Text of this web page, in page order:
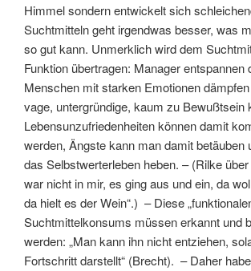
Himmel sondern entwickelt sich
Suchtmitteln geht irgendwas besser, was
so gut kann. Unmerklich wird dem
Funktion übertragen: Manager entspannen
Menschen mit starken Emotionen
vage, untergründige, kaum zu Bewußtsein
Lebensunzufriedenheiten können damit
werden, Ängste kann man damit betäuben
das Selbstwerterleben heben. – (Rilke
war nicht in mir, es ging aus und ein, da
da hielt es der Wein“.) – Diese
Suchtmittelkonsums müssen erkannt und
werden: „Man kann ihn nicht entziehen,
Fortschritt darstellt“ (Brecht). – Daher